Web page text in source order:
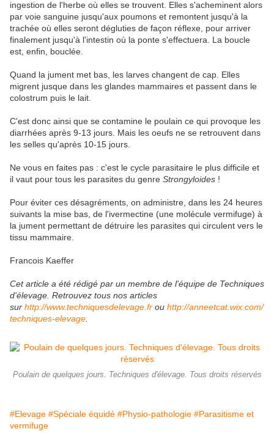
ingestion de l'herbe où elles se trouvent. Elles s'acheminent alors
par voie sanguine jusqu'aux poumons et remontent jusqu'à la
trachée où elles seront dégluties de façon réflexe, pour arriver
finalement jusqu'à l'intestin où la ponte s'effectuera. La boucle
est, enfin, bouclée.
Quand la jument met bas, les larves changent de cap. Elles
migrent jusque dans les glandes mammaires et passent dans le
colostrum puis le lait.
C'est donc ainsi que se contamine le poulain ce qui provoque les
diarrhées après 9-13 jours. Mais les oeufs ne se retrouvent dans
les selles qu'après 10-15 jours.
Ne vous en faites pas : c'est le cycle parasitaire le plus difficile et
il vaut pour tous les parasites du genre Strongyloides !
Pour éviter ces désagréments, on administre, dans les 24 heures
suivants la mise bas, de l'ivermectine (une molécule vermifuge) à
la jument permettant de détruire les parasites qui circulent vers le
tissu mammaire.
Francois Kaeffer
Cet article a été rédigé par un membre de l'équipe de Techniques
d'élevage. Retrouvez tous nos articles
sur http://www.techniquesdelevage.fr ou http://anneetcat.wix.com/
techniques-elevage
Poulain de quelques jours. Techniques d'élevage. Tous droits réservés
#Elevage #Spéciale équidé #Physio-pathologie #Parasitisme et
vermifuge